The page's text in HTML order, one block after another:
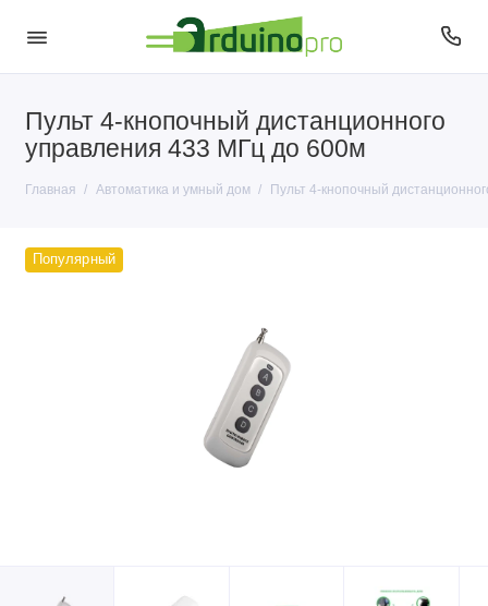
Пульт 4-кнопочный дистанционного
управления 433 МГц до 600м
Главная Автоматика и умный дом Пульт 4-кнопочный
Популярный